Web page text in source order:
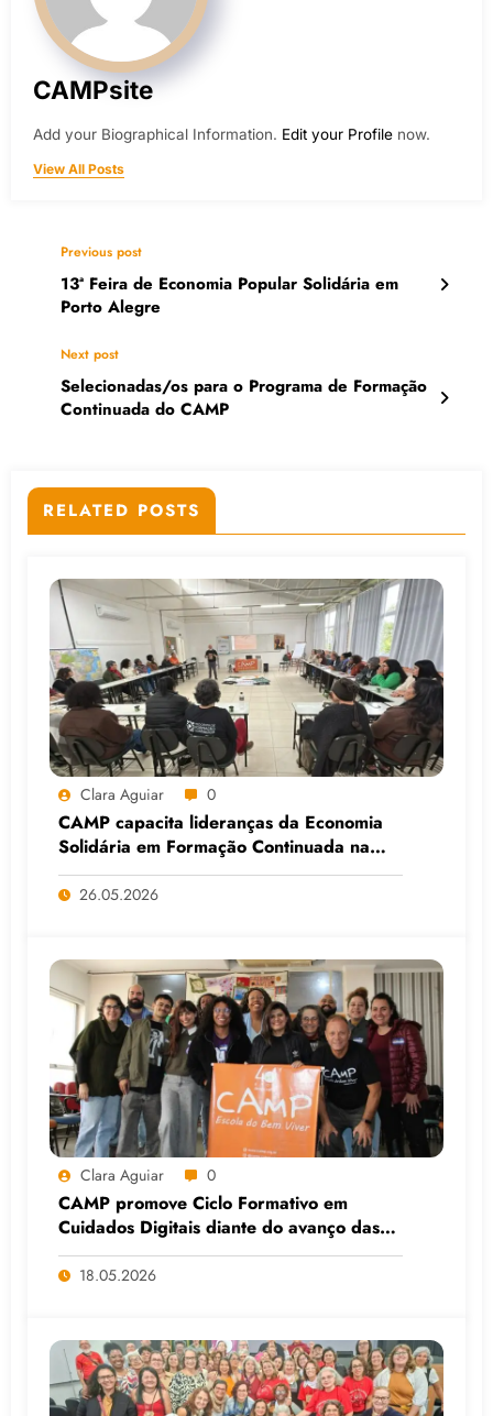
CAMPsite
Add your Biographical Information. Edit your Profile now.
View All Posts
Previous post
13ª Feira de Economia Popular Solidária em
Porto Alegre
Next post
Selecionadas/os para o Programa de Formação
Continuada do CAMP
RELATED POSTS
Clara Aguiar 0
CAMP capacita lideranças da Economia
Solidária em Formação Continuada na
Faculdade do Assentamento do MST, em
Viamão (RS)
26.05.2026
Clara Aguiar 0
CAMP promove Ciclo Formativo em
Cuidados Digitais diante do avanço das
Big Techs e da IA
18.05.2026